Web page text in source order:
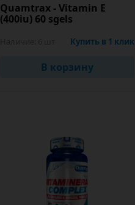
Quamtrax - Vitamin E
(400iu) 60 sgels
Купить в 1 клик
В корзину